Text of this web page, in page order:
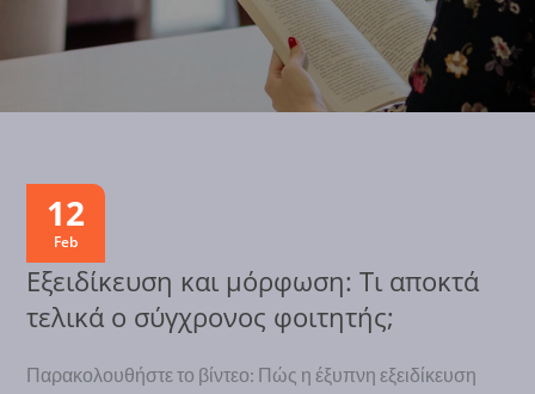
12
Feb
Εξειδίκευση και μόρφωση: Τι αποκτά
τελικά ο σύγχρονος φοιτητής;
Παρακολουθήστε το βίντεο: Πώς η έξυπνη εξειδίκευση